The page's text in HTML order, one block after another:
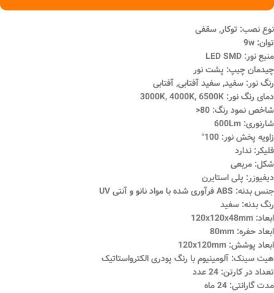
نوع نصب: توکار, سقفی
توان: 9w
منبع نور: LED SMD
چیدمان چیپ: پشت نور
رنگ نور: سفید, سفید آفتابی, آفتابی
دمای رنگ نور: 3000K, 4000K, 6500K
شاخص نمود رنگ: 80<
شارنوری: 600Lm
زاویه پخش نور: 100°
فلیکر: ندارد
شکل: مربعی
دیفیوزر: پلی استایرن
جنس بدنه: ABS فرآوری شده با مواد نانو و آنتی UV
رنگ بدنه: سفید
ابعاد: 120x120x48mm
ابعاد حفره: 80mm
ابعاد پوشش: 120x120mm
هیت سینک: آلومینیوم با رنگ پودری الکترواستاتیک
تعداد در کارتن: 24 عدد
مدت گارانتی: 24 ماه